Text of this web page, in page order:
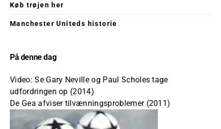
Køb trøjen her
Manchester Uniteds historie
På denne dag
Video: Se Gary Neville og Paul Scholes tage
udfordringen op (2014)
De Gea afviser tilvænningsproblemer (2011)